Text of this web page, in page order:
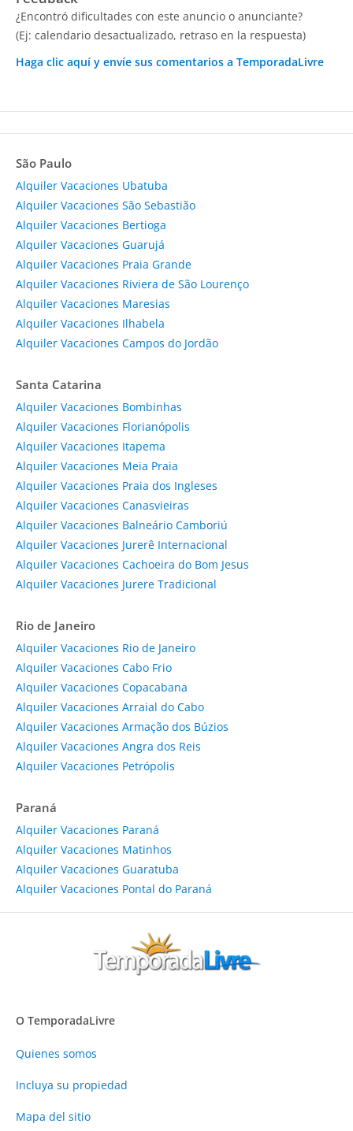
¿Encontró dificultades con este anuncio o anunciante?
(Ej: calendario desactualizado, retraso en la respuesta)
Haga clic aquí y envíe sus comentarios a TemporadaLivre
São Paulo
Alquiler Vacaciones Ubatuba
Alquiler Vacaciones São Sebastião
Alquiler Vacaciones Bertioga
Alquiler Vacaciones Guarujá
Alquiler Vacaciones Praia Grande
Alquiler Vacaciones Riviera de São Lourenço
Alquiler Vacaciones Maresias
Alquiler Vacaciones Ilhabela
Alquiler Vacaciones Campos do Jordão
Santa Catarina
Alquiler Vacaciones Bombinhas
Alquiler Vacaciones Florianópolis
Alquiler Vacaciones Itapema
Alquiler Vacaciones Meia Praia
Alquiler Vacaciones Praia dos Ingleses
Alquiler Vacaciones Canasvieiras
Alquiler Vacaciones Balneário Camboriú
Alquiler Vacaciones Jurerê Internacional
Alquiler Vacaciones Cachoeira do Bom Jesus
Alquiler Vacaciones Jurere Tradicional
Rio de Janeiro
Alquiler Vacaciones Rio de Janeiro
Alquiler Vacaciones Cabo Frio
Alquiler Vacaciones Copacabana
Alquiler Vacaciones Arraial do Cabo
Alquiler Vacaciones Armação dos Búzios
Alquiler Vacaciones Angra dos Reis
Alquiler Vacaciones Petrópolis
Paraná
Alquiler Vacaciones Paraná
Alquiler Vacaciones Matinhos
Alquiler Vacaciones Guaratuba
Alquiler Vacaciones Pontal do Paraná
O TemporadaLivre
Quienes somos
Incluya su propiedad
Mapa del sitio